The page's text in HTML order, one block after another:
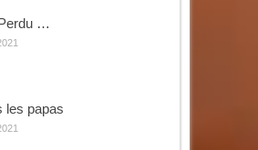
…
les papas